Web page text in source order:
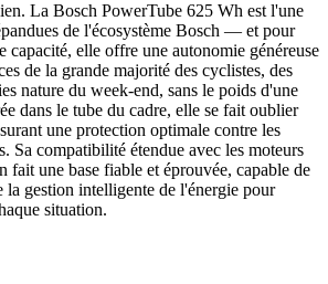
La Bosch PowerTube 625 Wh est l'une
de l'écosystème Bosch — et pour
capacité, elle offre une autonomie généreuse
de la grande majorité des cyclistes, des
nature du week-end, sans le poids d'une
dans le tube du cadre, elle se fait oublier
une protection optimale contre les
Sa compatibilité étendue avec les moteurs
fait une base fiable et éprouvée, capable de
gestion intelligente de l'énergie pour
situation.